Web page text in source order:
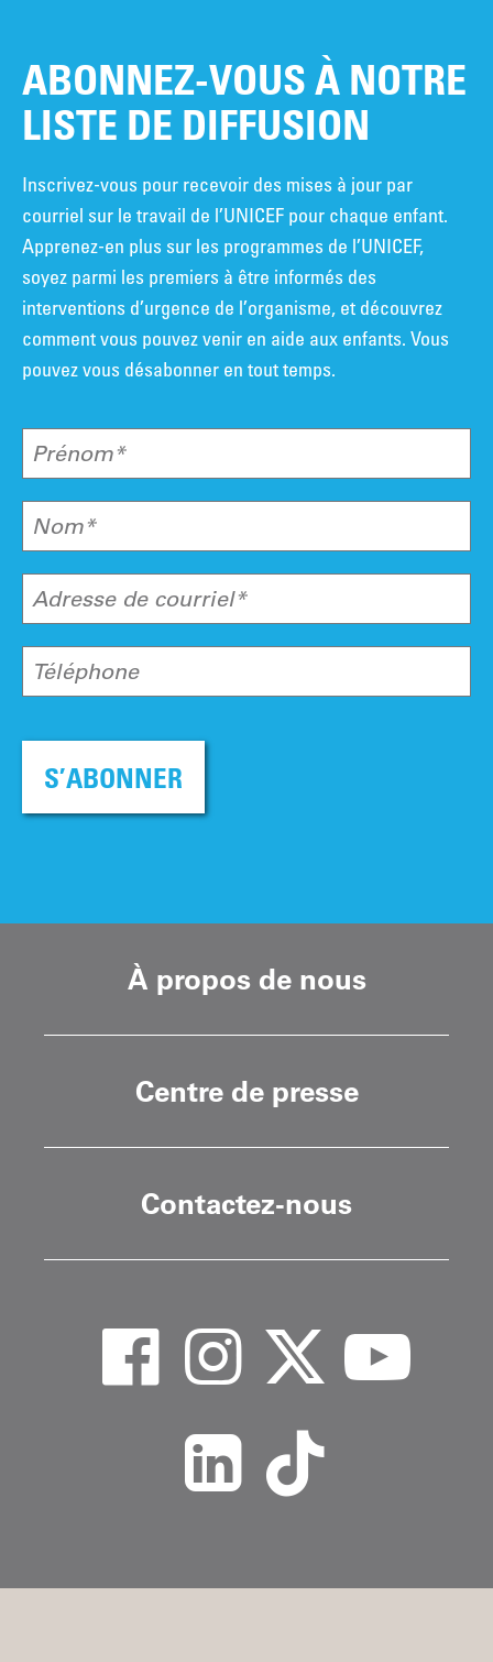
ABONNEZ-VOUS À NOTRE
LISTE DE DIFFUSION
Inscrivez-vous pour recevoir des mises à jour par
courriel sur le travail de l’UNICEF pour chaque enfant.
Apprenez-en plus sur les programmes de l’UNICEF,
soyez parmi les premiers à être informés des
interventions d’urgence de l’organisme, et découvrez
comment vous pouvez venir en aide aux enfants. Vous
pouvez vous désabonner en tout temps.
Prénom*
Nom*
Adresse de courriel*
Téléphone
S’ABONNER
À propos de nous
Centre de presse
Contactez-nous